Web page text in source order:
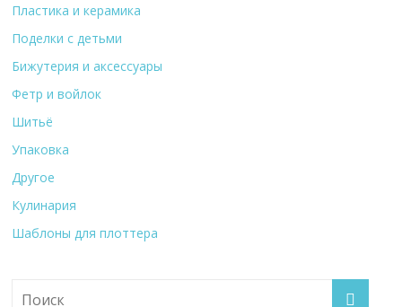
Пластика и керамика
Поделки с детьми
Бижутерия и аксессуары
Фетр и войлок
Шитьё
Упаковка
Другое
Кулинария
Шаблоны для плоттера